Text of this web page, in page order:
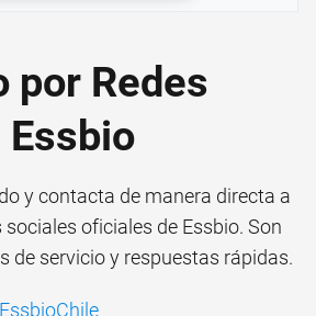
por Redes
y contacta de manera directa a
oficiales de Essbio. Son
de servicio y respuestas rápidas.